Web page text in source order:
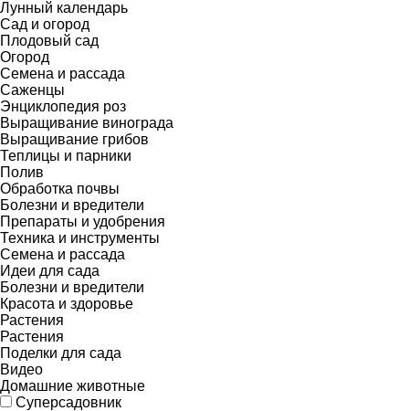
Лунный календарь
Сад и огород
Плодовый сад
Огород
Семена и рассада
Саженцы
Энциклопедия роз
Выращивание винограда
Выращивание грибов
Теплицы и парники
Полив
Обработка почвы
Болезни и вредители
Препараты и удобрения
Техника и инструменты
Семена и рассада
Идеи для сада
Болезни и вредители
Красота и здоровье
Растения
Растения
Поделки для сада
Видео
Домашние животные
Суперсадовник